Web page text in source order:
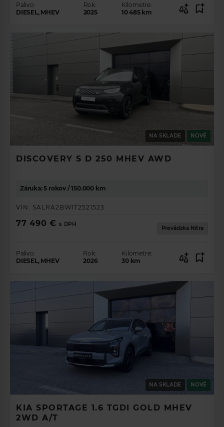
Palivo:
DIESEL, MHEV
Rok:
2025
Kilometre:
10 485 km
NA SKLADE NOVÉ
DISCOVERY S D 250 MHEV AWD
Záruka: 5 rokov / 150.000 km
VIN: SALRA2BW1T2521523
77 490 € s DPH
Prevádzka Nitra
Palivo:
DIESEL, MHEV
Rok:
2026
Kilometre:
30 km
NA SKLADE NOVÉ
KIA SPORTAGE 1.6 TGDI GOLD MHEV
2WD A/T